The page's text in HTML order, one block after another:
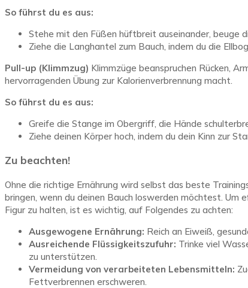
So führst du es aus:
Stehe mit den Füßen hüftbreit auseinander, beuge
Ziehe die Langhantel zum Bauch, indem du die
Pull-up (Klimmzug) Klimmzüge beanspruchen Rücken,
hervorragenden Übung zur Kalorienverbrennung macht.
So führst du es aus:
Greife die Stange im Obergriff, die Hände
Ziehe deinen Körper hoch, indem du dein Kinn zur
Zu beachten!
Ohne die richtige Ernährung wird selbst das beste
bringen, wenn du deinen Bauch loswerden möchtest. Um
Figur zu halten, ist es wichtig, auf Folgendes zu achten:
Ausgewogene Ernährung: Reich an Eiweiß,
Ausreichende Flüssigkeitszufuhr: Trinke viel
zu unterstützen.
Vermeidung von verarbeiteten Lebensmitteln:
Fettverbrennen erschweren.